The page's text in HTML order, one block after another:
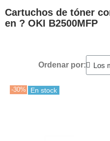
Cartuchos de tóner
en ?️ OKI B2500MFP
Ordenar por:
-30% En stock